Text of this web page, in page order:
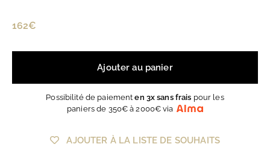
Prix
162€
Ajouter au panier
Possibilité de paiementen 3x sans frais pour les
paniers de 350€ à 2000€ via
AJOUTER À LA LISTE DE SOUHAITS